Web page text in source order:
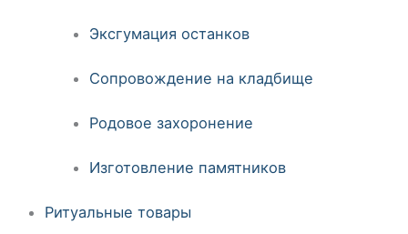
Эксгумация останков
Сопровождение на кладбище
Родовое захоронение
Изготовление памятников
Ритуальные товары